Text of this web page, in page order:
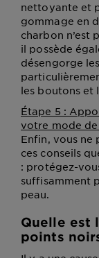
nettoyante et
gommage en
charbon n’est
il possède
désengorge
les boutons et
Étape 5 :
votre mode
Enfin, vous ne
ces conseils
: protégez-
suffisamment
peau.
Quelle est
points